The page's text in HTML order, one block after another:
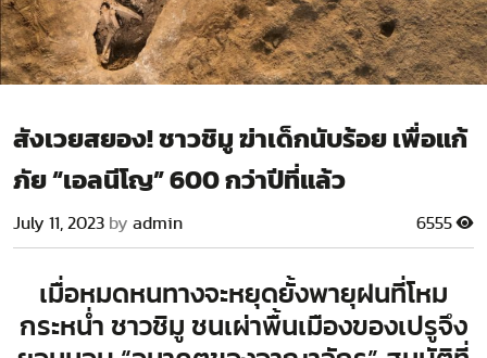
สังเวยสยอง! ชาวชิมู ฆ่าเด็กนับร้อย เพื่อแก้
ภัย “เอลนีโญ” 600 กว่าปีที่แล้ว
July 11, 2023 by admin 6555
เมื่อหมดหนทางจะหยุดยั้งพายุฝนที่โหม
กระหน่ำ ชาวชิมู ชนเผ่าพื้นเมืองของเปรูจึง